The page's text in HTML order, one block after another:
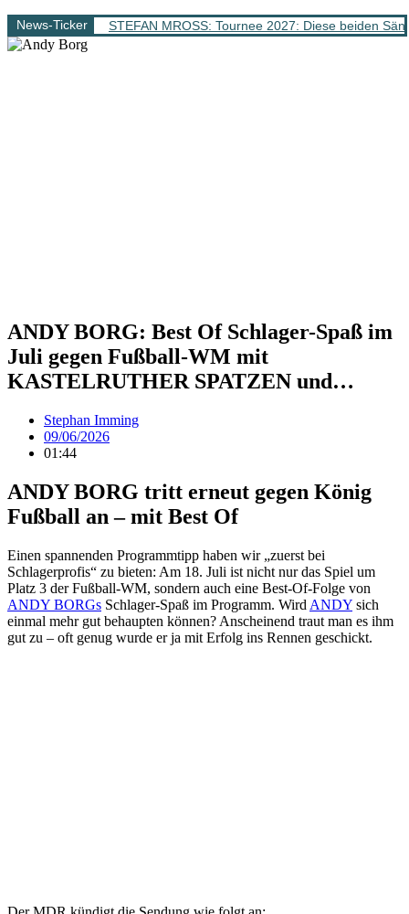
News-Ticker STEFAN MROSS: Tournee 2027: Diese beiden
ANDY BORG: Best Of Schlager-Spaß im
Juli gegen Fußball-WM mit
KASTELRUTHER SPATZEN und…
Stephan Imming
09/06/2026
01:44
ANDY BORG tritt erneut gegen König
Fußball an – mit Best Of
Einen spannenden Programmtipp haben wir „zuerst bei
Schlagerprofis“ zu bieten: Am 18. Juli ist nicht nur das Spiel um
Platz 3 der Fußball-WM, sondern auch eine Best-Of-Folge von
ANDY BORGs Schlager-Spaß im Programm. Wird ANDY sich
einmal mehr gut behaupten können? Anscheinend traut man es ihm
gut zu – oft genug wurde er ja mit Erfolg ins Rennen geschickt.